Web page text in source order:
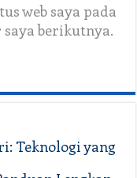
web saya pada
berikutnya.
Teknologi yang